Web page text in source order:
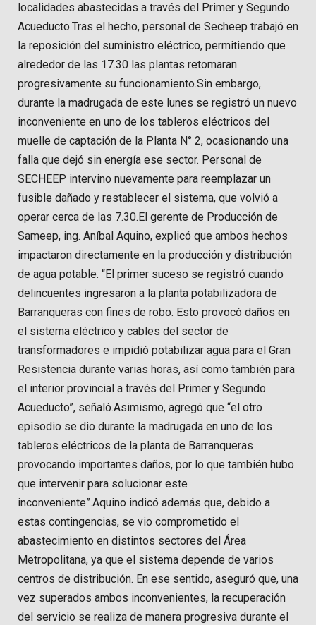
localidades abastecidas a través del Primer y Segundo
Acueducto.Tras el hecho, personal de Secheep trabajó en
la reposición del suministro eléctrico, permitiendo que
alrededor de las 17.30 las plantas retomaran
progresivamente su funcionamiento.Sin embargo,
durante la madrugada de este lunes se registró un nuevo
inconveniente en uno de los tableros eléctricos del
muelle de captación de la Planta N° 2, ocasionando una
falla que dejó sin energía ese sector. Personal de
SECHEEP intervino nuevamente para reemplazar un
fusible dañado y restablecer el sistema, que volvió a
operar cerca de las 7.30.El gerente de Producción de
Sameep, ing. Aníbal Aquino, explicó que ambos hechos
impactaron directamente en la producción y distribución
de agua potable. “El primer suceso se registró cuando
delincuentes ingresaron a la planta potabilizadora de
Barranqueras con fines de robo. Esto provocó daños en
el sistema eléctrico y cables del sector de
transformadores e impidió potabilizar agua para el Gran
Resistencia durante varias horas, así como también para
el interior provincial a través del Primer y Segundo
Acueducto”, señaló.Asimismo, agregó que “el otro
episodio se dio durante la madrugada en uno de los
tableros eléctricos de la planta de Barranqueras
provocando importantes daños, por lo que también hubo
que intervenir para solucionar este
inconveniente”.Aquino indicó además que, debido a
estas contingencias, se vio comprometido el
abastecimiento en distintos sectores del Área
Metropolitana, ya que el sistema depende de varios
centros de distribución. En ese sentido, aseguró que, una
vez superados ambos inconvenientes, la recuperación
del servicio se realiza de manera progresiva durante el